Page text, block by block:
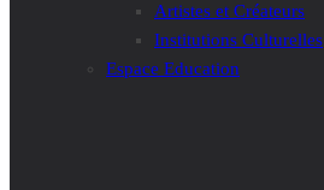
Artistes et Créateurs
Institutions Culturelles
Espace Education